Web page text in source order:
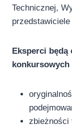
Technicznej,
przedstawiciele
Eksperci
zbieżności